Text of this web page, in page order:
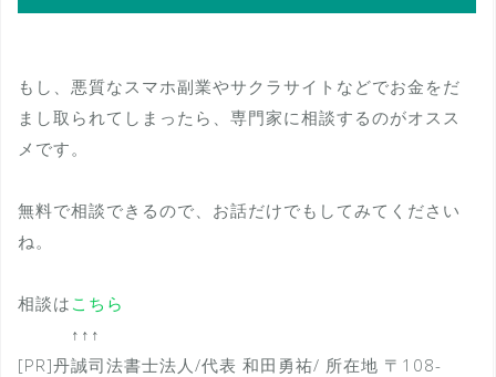
もし、悪質なスマホ副業やサクラサイトなどでお金をだ
まし取られてしまったら、専門家に相談するのがオスス
メです。
無料で相談できるので、お話だけでもしてみてください
ね。
相談は こちら
↑↑↑
[PR]丹誠司法書士法人/代表 和田勇祐/ 所在地 〒108-